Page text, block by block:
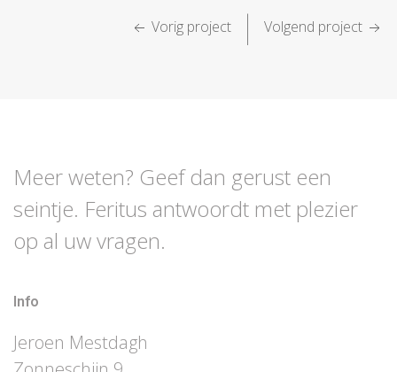
Vorig project | Volgend project
Meer weten? Geef dan gerust een
seintje. Feritus antwoordt met plezier
op al uw vragen.
Info
Jeroen Mestdagh